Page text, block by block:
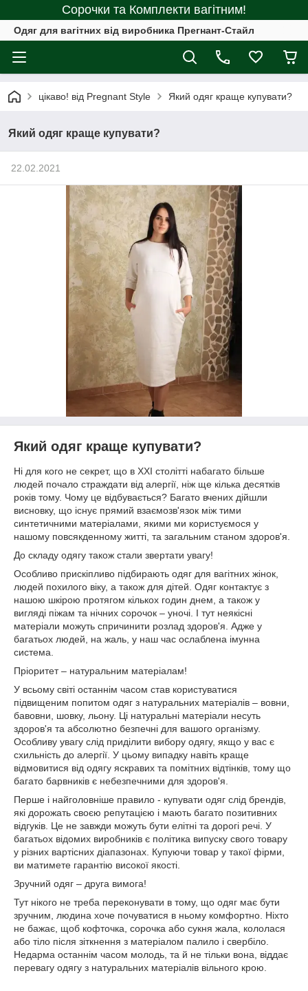
Сорочки та Комплекти вагітним!
Одяг для вагітних від виробника Прегнант-Стайл
цікаво! від Pregnant Style Який одяг краще купувати?
Який одяг краще купувати?
22.02.2021
Який одяг краще купувати?
Ні для кого не секрет, що в XXI столітті набагато більше
людей почало страждати від алергії, ніж ще кілька десятків
років тому. Чому це відбувається? Багато вчених дійшли
висновку, що існує прямий взаємозв'язок між тими
синтетичними матеріалами, якими ми користуємося у
нашому повсякденному житті, та загальним станом здоров'я.
До складу одягу також стали звертати увагу!
Особливо прискіпливо підбирають одяг для вагітних жінок,
людей похилого віку, а також для дітей. Одяг контактує з
нашою шкірою протягом кількох годин днем, а також у
вигляді піжам та нічних сорочок – уночі. І тут неякісні
матеріали можуть спричинити розлад здоров'я. Адже у
багатьох людей, на жаль, у наш час ослаблена імунна
система.
Пріоритет – натуральним матеріалам!
У всьому світі останнім часом став користуватися
підвищеним попитом одяг з натуральних матеріалів – вовни,
бавовни, шовку, льону. Ці натуральні матеріали несуть
здоров'я та абсолютно безпечні для вашого організму.
Особливу увагу слід приділити вибору одягу, якщо у вас є
схильність до алергії. У цьому випадку навіть краще
відмовитися від одягу яскравих та помітних відтінків, тому що
багато барвників є небезпечними для здоров'я.
Перше і найголовніше правило - купувати одяг слід брендів,
які дорожать своєю репутацією і мають багато позитивних
відгуків. Це не завжди можуть бути елітні та дорогі речі. У
багатьох відомих виробників є політика випуску свого товару
у різних вартісних діапазонах. Купуючи товар у такої фірми,
ви матимете гарантію високої якості.
Зручний одяг – друга вимога!
Тут нікого не треба переконувати в тому, що одяг має бути
зручним, людина хоче почуватися в ньому комфортно. Ніхто
не бажає, щоб кофточка, сорочка або сукня жала, кололася
або тіло після зіткнення з матеріалом палило і свербіло.
Недарма останнім часом молодь, та й не тільки вона, віддає
перевагу одягу з натуральних матеріалів вільного крою.